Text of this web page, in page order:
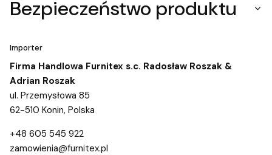
Bezpieczeństwo produktu
Importer
Firma Handlowa Furnitex s.c. Radosław Roszak &
Adrian Roszak
ul. Przemysłowa 85
62-510 Konin, Polska
+48 605 545 922
zamowienia@furnitex.pl